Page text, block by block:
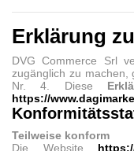
Erklärung
DVG Commerce Srl
zugänglich zu machen,
Nr. 4. Diese
https://
Teilweise konform
Die Website